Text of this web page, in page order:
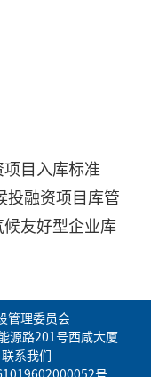
目入库标准
投融资项目库管
友好型企业库
管理委员会
源路201号西咸大厦
联系我们